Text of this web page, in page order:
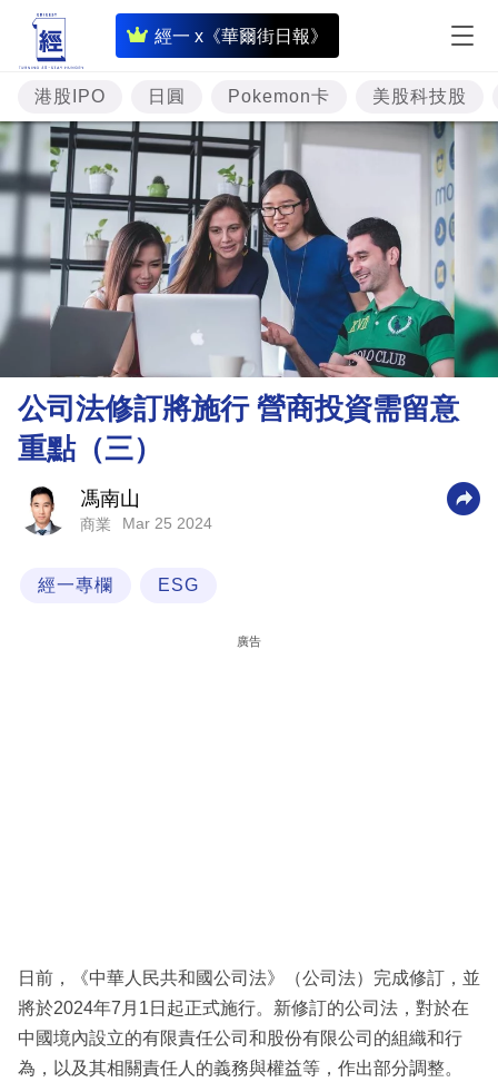
經一 x《華爾街日報》
即
時
財
經
題
投
資
理
財
商
科
區
港股IPO 日圓 Pokemon卡 美股科技股
公司法修訂將施行 營商投資需留意
重點（三）
馮南山
商業 Mar 25 2024
經一專欄 ESG
廣告
日前，《中華人民共和國公司法》（公司法）完成修訂，並
將於2024年7月1日起正式施行。新修訂的公司法，對於在
中國境內設立的有限責任公司和股份有限公司的組織和行
為，以及其相關責任人的義務與權益等，作出部分調整。